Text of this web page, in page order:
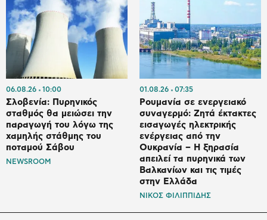
06.08.26 10:00
Σλοβενία: Πυρηνικός
σταθμός θα μειώσει την
παραγωγή του λόγω της
χαμηλής στάθμης του
ποταμού Σάβου
NEWSROOM
01.08.26 07:35
Ρουμανία σε ενεργειακό
συναγερμό: Ζητά έκτακτες
εισαγωγές ηλεκτρικής
ενέργειας από την
Ουκρανία – Η ξηρασία
απειλεί τα πυρηνικά των
Βαλκανίων και τις τιμές
στην Ελλάδα
ΝΙΚΟΣ ΦΙΛΙΠΠΙΔΗΣ